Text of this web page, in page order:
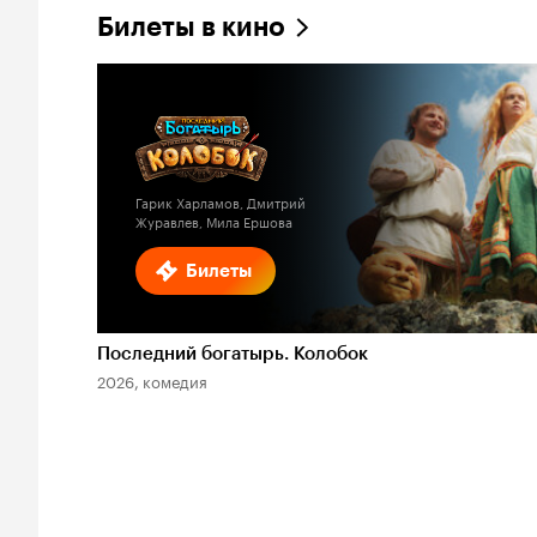
Билеты в кино
Билеты
Гарик Харламов, Дмитрий
Журавлев, Мила Ершова
Последний богатырь. Колобок
2026, комедия